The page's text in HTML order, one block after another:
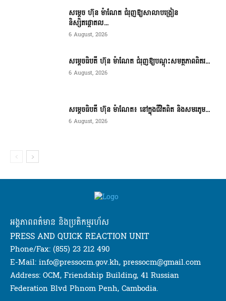
សម្តេច ហ៊ុន ម៉ាណែត ជំរុញឱ្យសាលាបង្រៀន
និស្សិតផ្តោតល...
6 August, 2026
សម្តេចធិបតី ហ៊ុន ម៉ាណែត ជំរុញឱ្យបណ្តុះសមត្ថភាពពិតរ...
6 August, 2026
សម្តេចធិបតី ហ៊ុន ម៉ាណែត៖ នៅក្នុងជីវិតពិត និងសមរភូម...
6 August, 2026
អង្គភាពពត៌មាន និងប្រតិកម្មរហ័ស
PRESS AND QUICK REACTION UNIT
Phone/Fax: (855) 23 212 490
E-Mail: info@pressocm.gov.kh, pressocm@gmail.com
Address: OCM, Friendship Building, 41 Russian
Federation Blvd Phnom Penh, Cambodia.